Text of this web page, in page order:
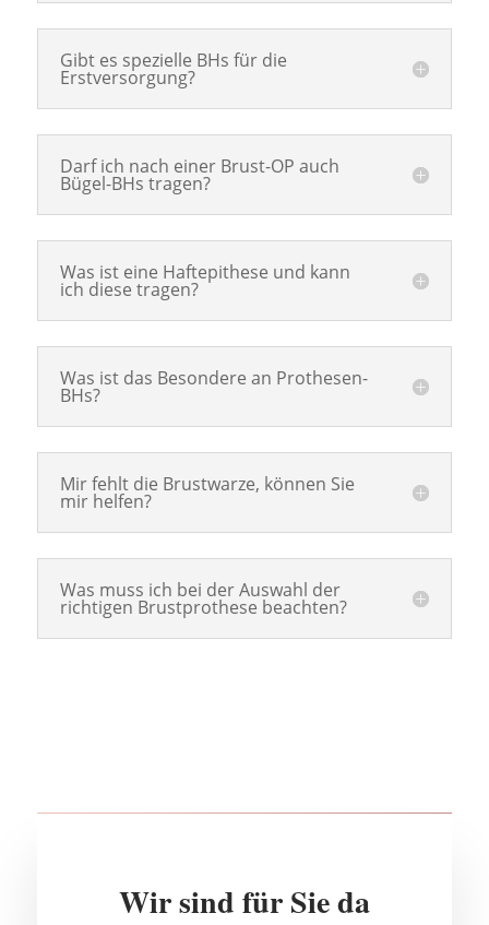
Gibt es spezielle BHs für die
Erstversorgung?
Darf ich nach einer Brust-OP auch
Bügel-BHs tragen?
Was ist eine Haftepithese und kann
ich diese tragen?
Was ist das Besondere an Prothesen-
BHs?
Mir fehlt die Brustwarze, können Sie
mir helfen?
Was muss ich bei der Auswahl der
richtigen Brustprothese beachten?
Wir sind für Sie da